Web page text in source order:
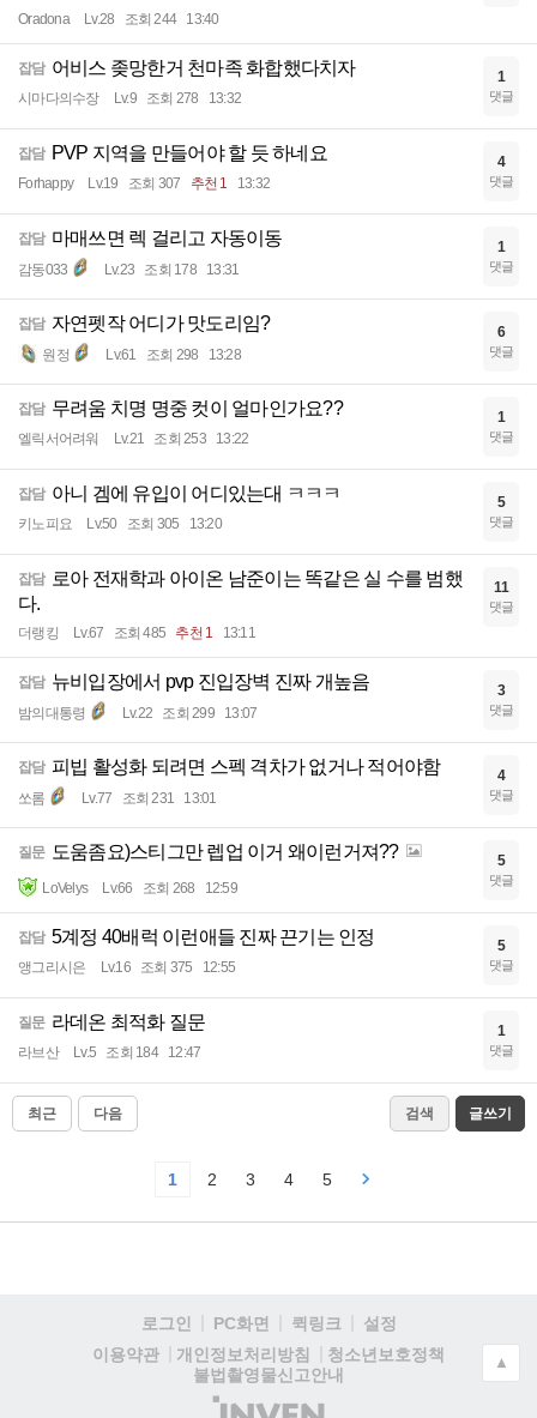
Oradona Lv.28 조회 244 13:40
잡담 어비스 좆망한거 천마족 화합했다치자
시마다의수장 Lv.9 조회 278 13:32
1
댓글
잡담 PVP 지역을 만들어야 할 듯 하네요
Forhappy Lv.19 조회 307 추천 1 13:32
4
댓글
잡담 마매쓰면 렉 걸리고 자동이동
감동033 Lv.23 조회 178 13:31
1
댓글
잡담 자연펫작 어디가 맛도리임?
원정 Lv.61 조회 298 13:28
6
댓글
잡담 무려움 치명 명중 컷이 얼마인가요??
엘릭서어려워 Lv.21 조회 253 13:22
1
댓글
잡담 아니 겜에 유입이 어디있는대 ㅋㅋㅋ
키노피요 Lv.50 조회 305 13:20
5
댓글
잡담 로아 전재학과 아이온 남준이는 똑같은 실 수를 범했
다.
더랭킹 Lv.67 조회 485 추천 1 13:11
11
댓글
잡담 뉴비입장에서 pvp 진입장벽 진짜 개높음
밤의대통령 Lv.22 조회 299 13:07
3
댓글
잡담 피빕 활성화 되려면 스펙 격차가 없거나 적어야함
쏘롬 Lv.77 조회 231 13:01
4
댓글
질문 도움좀요)스티그만 렙업 이거 왜이런거져??
LoVelys Lv.66 조회 268 12:59
5
댓글
잡담 5계정 40배럭 이런애들 진짜 끈기는 인정
앵그리시은 Lv.16 조회 375 12:55
5
댓글
질문 라데온 최적화 질문
라브산 Lv.5 조회 184 12:47
1
댓글
최근 다음 검색 글쓰기
1 2 3 4 5
로그인 PC화면 퀵링크
설정
이용약관
개인정보처리방침
청소년보호정책
불법촬영물신고안내
(주)
▲